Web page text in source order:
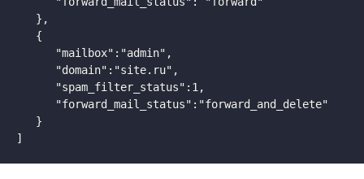
   },
   {
      "mailbox":"admin",
      "domain":"site.ru",
      "spam_filter_status":1,
      "forward_mail_status":"forward_and_delete"
   }
]